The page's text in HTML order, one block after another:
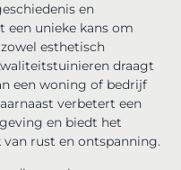
en
een unieke kans om
esthetisch
draagt
een woning of bedrijf
verbetert een
en biedt het
van rust en ontspanning.